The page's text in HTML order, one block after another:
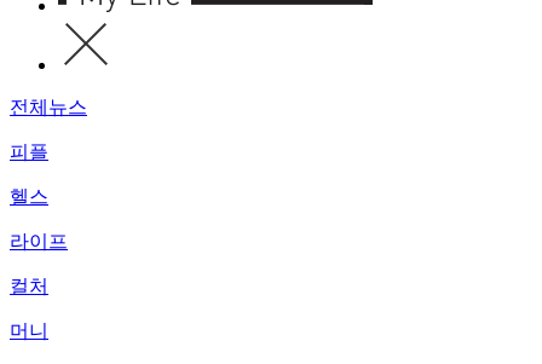
전체뉴스
피플
헬스
라이프
컬처
머니